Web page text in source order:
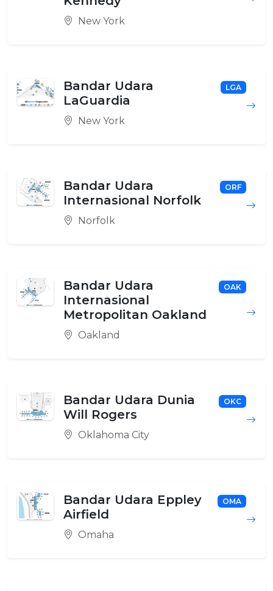
New York
Bandar Udara
LaGuardia
LGA
New York
Bandar Udara
Internasional Norfolk
ORF
Norfolk
Bandar Udara
Internasional
Metropolitan Oakland
OAK
Oakland
Bandar Udara Dunia
Will Rogers
OKC
Oklahoma City
Bandar Udara Eppley
Airfield
OMA
Omaha